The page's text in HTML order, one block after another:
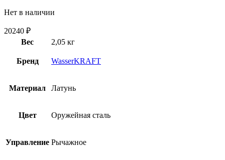
Нет в наличии
20240 ₽
Вес
2,05 кг
Бренд WasserKRAFT
Материал Латунь
Цвет Оружейная сталь
Управление Рычажное